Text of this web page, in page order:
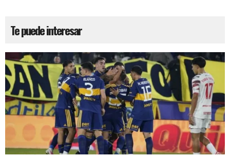
Te puede interesar